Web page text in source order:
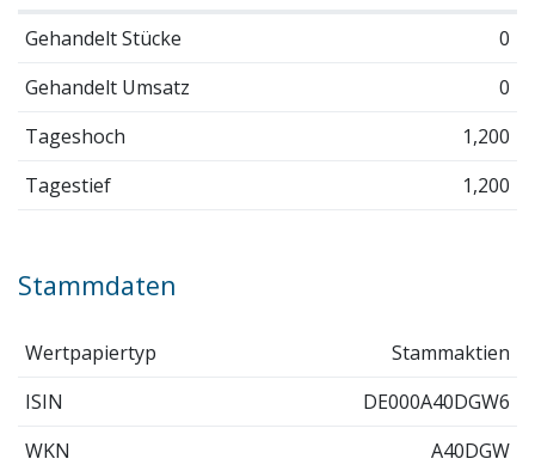
Gehandelt Stücke
0
Gehandelt Umsatz
0
Tageshoch
1,200
Tagestief
1,200
Stammdaten
Wertpapiertyp
Stammaktien
ISIN
DE000A40DGW6
WKN
A40DGW